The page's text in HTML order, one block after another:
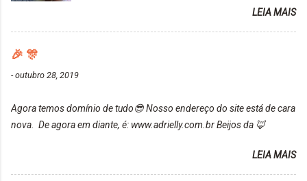
ressaltar que meu cabelo estava platinado. O tom
ficou um rosa antigo, cobriu muito bem e não
de inúmeras lavagens, meu cabelo teve um bom
desbotamento da cor, ele ficou um rosa bem suave,
LEIA MAIS
🎉 🎊
-outubro 28, 2019
Agora temos domínio de tudo😎 Nosso endereço do site está de cara
nova. De agora em diante, é: www.adrielly.com.br Beijos da 🦊
LEIA MAIS